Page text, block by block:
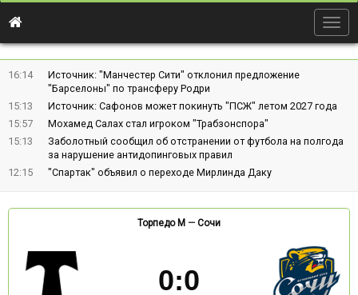
16:14
Источник: "Манчестер Сити" отклонил предложение
"Барселоны" по трансферу Родри
15:13
Источник: Сафонов может покинуть "ПСЖ" летом 2027 года
15:57
Мохамед Салах стал игроком "Трабзонспора"
15:13
Заболотный сообщил об отстранении от футбола на полгода
за нарушение антидопинговых правил
12:15
"Спартак" объявил о переходе Мирлинда Даку
Торпедо М — Сочи
0:0